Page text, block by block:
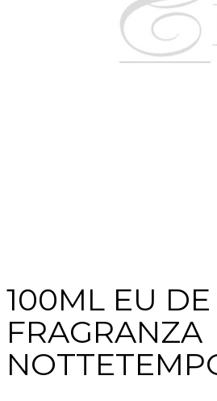
100ML EU
FRAGRANZA